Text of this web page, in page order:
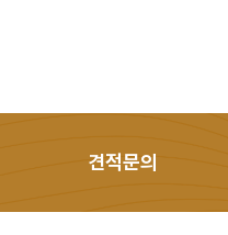
견적문의